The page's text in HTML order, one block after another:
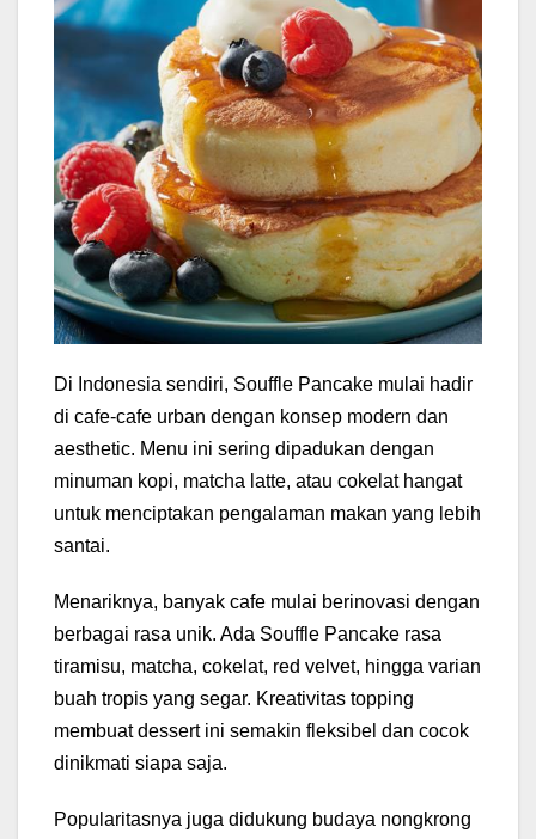
Di Indonesia sendiri, Souffle Pancake mulai hadir
di cafe-cafe urban dengan konsep modern dan
aesthetic. Menu ini sering dipadukan dengan
minuman kopi, matcha latte, atau cokelat hangat
untuk menciptakan pengalaman makan yang lebih
santai.
Menariknya, banyak cafe mulai berinovasi dengan
berbagai rasa unik. Ada Souffle Pancake rasa
tiramisu, matcha, cokelat, red velvet, hingga varian
buah tropis yang segar. Kreativitas topping
membuat dessert ini semakin fleksibel dan cocok
dinikmati siapa saja.
Popularitasnya juga didukung budaya nongkrong